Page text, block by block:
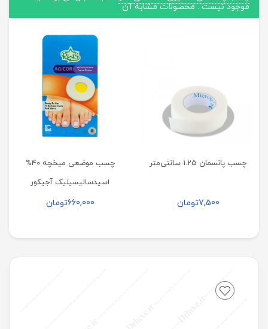
موجود نیست . محصولات مشابه آن
چسب پانسمان 1.25 سانتی‌متر
7,500تومان
چسب موضعی میخچه 40%
اسیدسالیسیلیک آجیکور
660,000تومان